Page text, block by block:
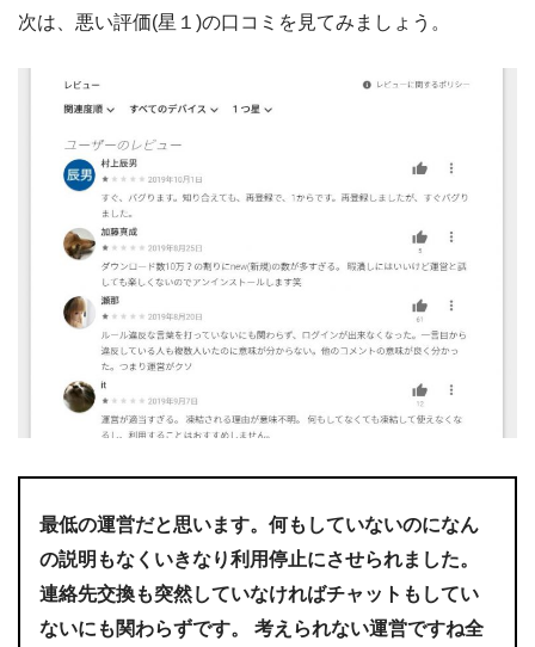
次は、悪い評価(星１)の口コミを見てみましょう。
最低の運営だと思います。何もしていないのになん
の説明もなくいきなり利用停止にさせられました。
連絡先交換も突然していなければチャットもしてい
ないにも関わらずです。 考えられない運営ですね全